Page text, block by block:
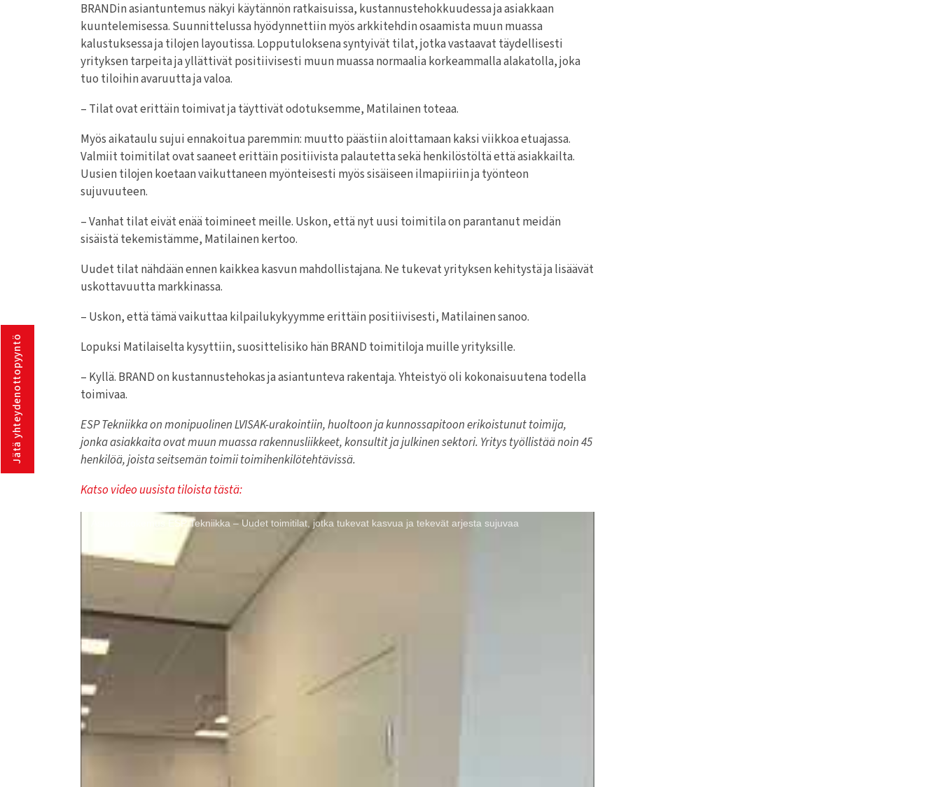
BRANDin asiantuntemus näkyi käytännön ratkaisuissa, kustannustehokkuudessa ja asiakkaan
kuuntelemisessa. Suunnittelussa hyödynnettiin myös arkkitehdin osaamista muun muassa
kalustuksessa ja tilojen layoutissa. Lopputuloksena syntyivät tilat, jotka vastaavat täydellisesti
yrityksen tarpeita ja yllättivät positiivisesti muun muassa normaalia korkeammalla alakatolla, joka
tuo tiloihin avaruutta ja valoa.
– Tilat ovat erittäin toimivat ja täyttivät odotuksemme, Matilainen toteaa.
Myös aikataulu sujui ennakoitua paremmin: muutto päästiin aloittamaan kaksi viikkoa etuajassa.
Valmiit toimitilat ovat saaneet erittäin positiivista palautetta sekä henkilöstöltä että asiakkailta.
Uusien tilojen koetaan vaikuttaneen myönteisesti myös sisäiseen ilmapiiriin ja työnteon
sujuvuuteen.
– Vanhat tilat eivät enää toimineet meille. Uskon, että nyt uusi toimitila on parantanut meidän
sisäistä tekemistämme, Matilainen kertoo.
Uudet tilat nähdään ennen kaikkea kasvun mahdollistajana. Ne tukevat yrityksen kehitystä ja lisäävät
uskottavuutta markkinassa.
– Uskon, että tämä vaikuttaa kilpailukykyymme erittäin positiivisesti, Matilainen sanoo.
Lopuksi Matilaiselta kysyttiin, suosittelisiko hän BRAND toimitiloja muille yrityksille.
– Kyllä. BRAND on kustannustehokas ja asiantunteva rakentaja. Yhteistyö oli kokonaisuutena todella
toimivaa.
ESP Tekniikka on monipuolinen LVISAK-urakointiin, huoltoon ja kunnossapitoon erikoistunut toimija,
jonka asiakkaita ovat muun muassa rakennusliikkeet, konsultit ja julkinen sektori. Yritys työllistää noin 45
henkilöä, joista seitsemän toimii toimihenkilötehtävissä.
Katso video uusista tiloista tästä:
Asiakaskokemus ESP Tekniikka – Uudet toimitilat, jotka tukevat kasvua ja tekevät arjesta sujuvaa
Jätä yhteydenottopyyntö